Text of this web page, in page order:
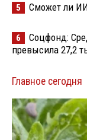
5 Сможет ли
6
Соцфонд:
превысила 27,2
Главное сегодня